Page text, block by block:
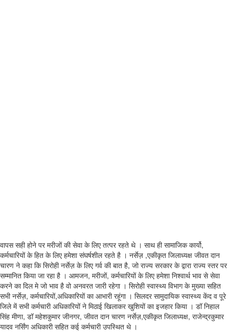
वापस सही होने पर मरीजों की सेवा के लिए तत्पर रहते थे । साथ ही सामाजिक कार्यो,
कर्मचारियों के हित के लिए हमेशा संघर्षशील रहते है । नर्सेज़ ,एकीकृत जिलाध्यक्ष जीवत दान
चारण ने कहा कि सिरोही नर्सेज़ के लिए गर्व की बात है, जो राज्य सरकार के द्वारा राज्य स्तर पर
सम्मानित किया जा रहा है । आमजन, मरीजों, कर्मचारियों के लिए हमेशा निश्वार्थ भाव से सेवा
करने का दिल मे जो भाव है वो अनवरत जारी रहेगा । सिरोही स्वास्थ्य विभाग के मुख्या सहित
सभी नर्सेज़, कर्मचारियों,अधिकारियों का आभारी रहूंगा । सिलदर सामुदायिक स्वास्थ्य केंद व पूरे
जिले में सभी कर्मचारी अधिकारियों ने मिठाई खिलाकर खुशियों का इजहार किया । डॉ निहाल
सिंह मीणा, डॉ महेशकुमार जीनगर, जीवत दान चारण नर्सेज़,एकीकृत जिलाध्यक्ष, राजेन्द्रकुमार
यादव नर्सिंग अधिकारी सहित कई कर्मचारी उपस्थित थे ।